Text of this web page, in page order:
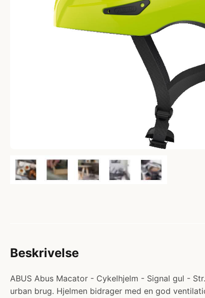
Beskrivelse
ABUS Abus Macator - Cykelhjelm - Signal gul -
urban brug. Hjelmen bidrager med en god